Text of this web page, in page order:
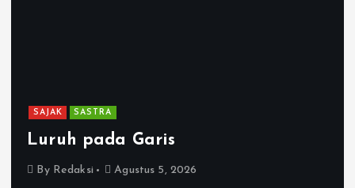
SAJAK SASTRA
Luruh pada Garis
By Redaksi Agustus 5, 2026